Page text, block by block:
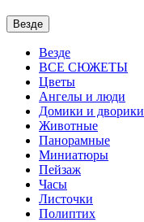
Везде
Везде
ВСЕ СЮЖЕТЫ
Цветы
Ангелы и люди
Домики и дворики
Животные
Панорамные
Миниатюры
Пейзаж
Часы
Листочки
Полиптих